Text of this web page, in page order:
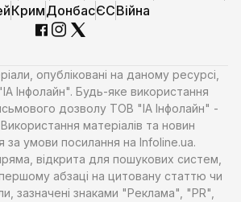
КримДонбасЄСВійна
опубліковані на даному ресурсі,
Інфолайн". Будь-яке використання
дозволу ТОВ "ІА Інфолайн" -
матеріалів та новин
за умови посилання на Infoline.ua.
відкрита для пошукових систем,
абзаці на цитовану статтю чи
зазначені знаками "Реклама", "PR",